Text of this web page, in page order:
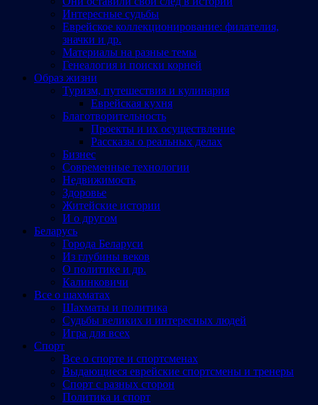
Интересные судьбы
Еврейское коллекционирование: филателия,
значки и др.
Материалы на разные темы
Генеалогия и поиски корней
Образ жизни
Туризм, путешествия и кулинария
Еврейская кухня
Благотворительность
Проекты и их осуществление
Рассказы о реальных делах
Бизнес
Современные технологии
Недвижимость
Здоровье
Житейские истории
И о другом
Беларусь
Города Беларуси
Из глубины веков
О политике и др.
Калинковичи
Все о шахматах
Шахматы и политика
Судьбы великих и интересных людей
Игра для всех
Спорт
Все о спорте и спортсменах
Выдающиеся еврейские спортсмены и тренеры
Спорт с разных сторон
Политика и спорт